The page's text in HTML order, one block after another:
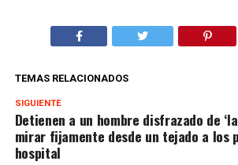
TEMAS RELACIONADOS
SIGUIENTE
Detienen a un hombre disfrazado de
mirar fijamente desde un tejado a los
hospital